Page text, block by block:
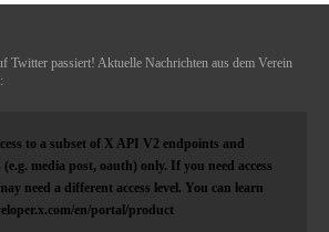
Twitter passiert! Aktuelle Nachrichten aus dem Verein
to a subset of X API V2 endpoints and
media post, oauth) only. If you need access
need a different access level. You can learn
en/portal/product